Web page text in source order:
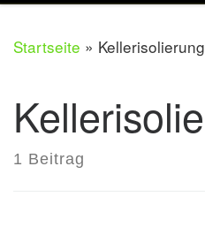
Startseite » Kellerisolierung
1 Beitrag